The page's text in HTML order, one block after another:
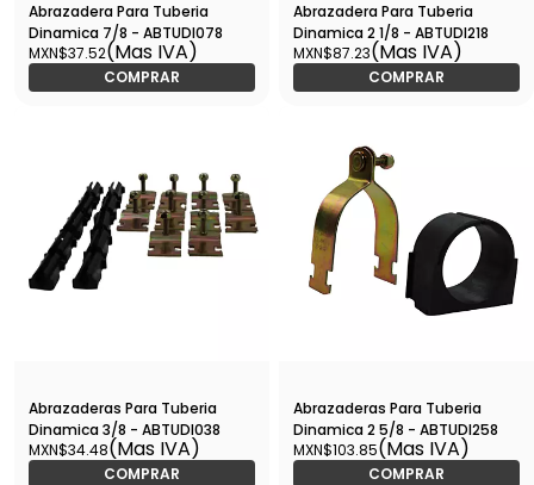
Abrazadera Para Tuberia
Dinamica 7/8 - ABTUDI078
MXN$37.52(Mas IVA)
COMPRAR
Abrazadera Para Tuberia
Dinamica 2 1/8 - ABTUDI218
MXN$87.23(Mas IVA)
COMPRAR
Abrazaderas Para Tuberia
Dinamica 3/8 - ABTUDI038
MXN$34.48(Mas IVA)
COMPRAR
Abrazaderas Para Tuberia
Dinamica 2 5/8 - ABTUDI258
MXN$103.85(Mas IVA)
COMPRAR